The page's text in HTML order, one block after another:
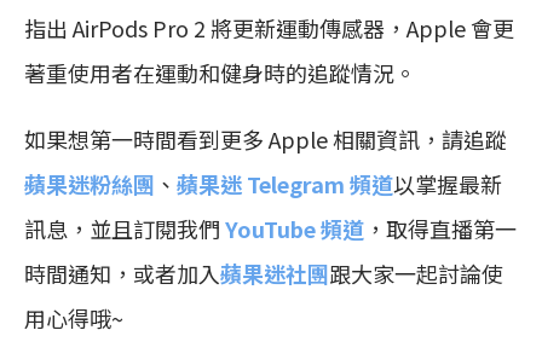
指出 AirPods Pro 2 將更新運動傳感器，Apple 會更
著重使用者在運動和健身時的追蹤情況。
如果想第一時間看到更多 Apple 相關資訊，請追蹤
蘋果迷粉絲團 、 蘋果迷 Telegram 頻道以掌握最新
訊息，並且訂閱我們YouTube 頻道 ，取得直播第一
時間通知，或者加入蘋果迷社團跟大家一起討論使
用心得哦~